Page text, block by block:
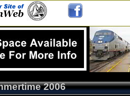
2006